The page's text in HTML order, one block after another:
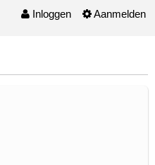
Inloggen Aanmelden